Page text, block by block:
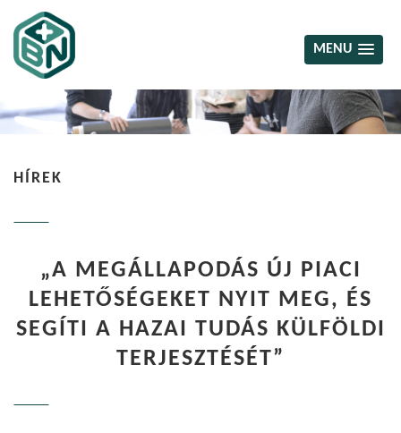
MENU
HÍREK
„A MEGÁLLAPODÁS ÚJ PIACI
LEHETŐSÉGEKET NYIT MEG, ÉS
SEGÍTI A HAZAI TUDÁS KÜLFÖLDI
TERJESZTÉSÉT”